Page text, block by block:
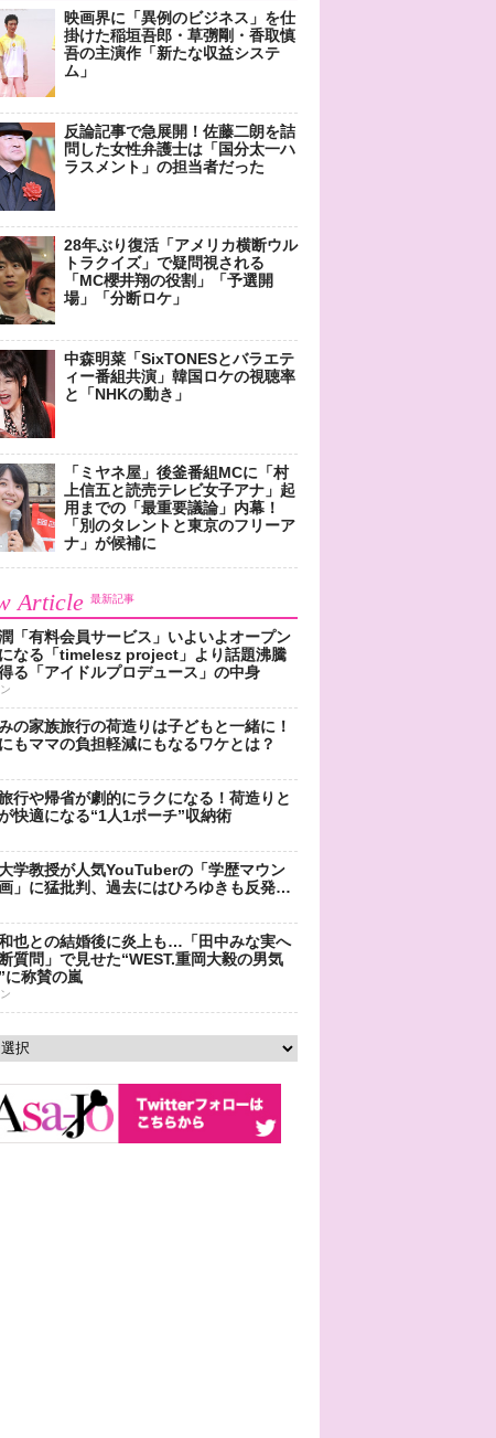
映画界に「異例のビジネス」を仕
掛けた稲垣吾郎・草彅剛・香取慎
吾の主演作「新たな収益システ
ム」
反論記事で急展開！佐藤二朗を詰
問した女性弁護士は「国分太一ハ
ラスメント」の担当者だった
28年ぶり復活「アメリカ横断ウル
トラクイズ」で疑問視される
「MC櫻井翔の役割」「予選開
場」「分断ロケ」
中森明菜「SixTONESとバラエテ
ィー番組共演」韓国ロケの視聴率
と「NHKの動き」
「ミヤネ屋」後釜番組MCに「村
上信五と読売テレビ女子アナ」起
用までの「最重要議論」内幕！
「別のタレントと東京のフリーア
ナ」が候補に
Article 最新記事
「有料会員サービス」いよいよオープン
なる「timelesz project」より話題沸騰
る「アイドルプロデュース」の中身
の家族旅行の荷造りは子どもと一緒に！
もママの負担軽減にもなるワケとは？
行や帰省が劇的にラクになる！荷造りと
快適になる“1人1ポーチ”収納術
学教授が人気YouTuberの「学歴マウン
画」に猛批判、過去にはひろゆきも反発…
也との結婚後に炎上も…「田中みな実へ
質問」で見せた“WEST.重岡大毅の男気
に称賛の嵐